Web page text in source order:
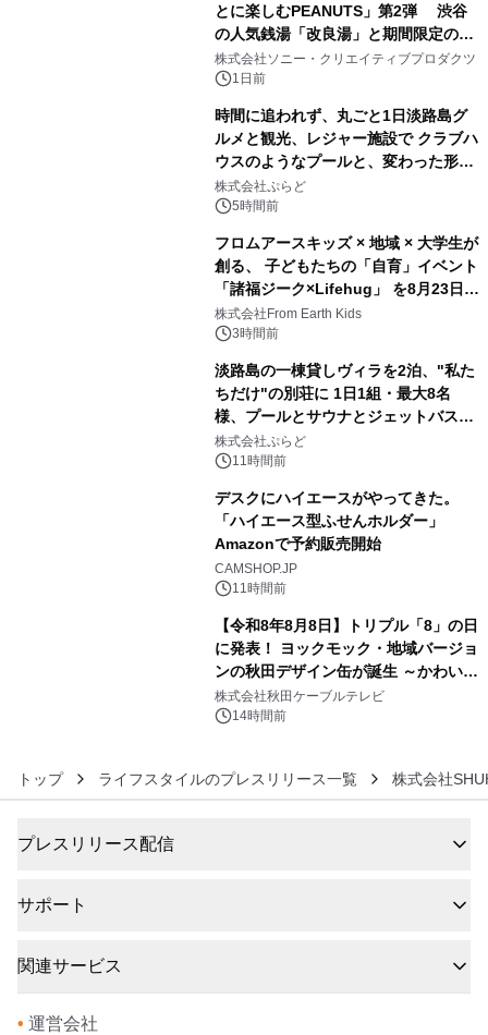
とに楽しむPEANUTS」第2弾 渋谷
の人気銭湯「改良湯」と期間限定のコ
ラボレーション サウナイキタイコラ
ボグッズも発売決定！
株式会社ソニー・クリエイティブプロダクツ
1日前
時間に追われず、丸ごと1日淡路島グ
ルメと観光、レジャー施設で クラブハ
ウスのようなプールと、変わった形の
サウナも 「THE BOXY AWAJI」のお
得な素泊まり連泊プランで
株式会社ぷらど
5時間前
フロムアースキッズ × 地域 × 大学生が
創る、 子どもたちの「自育」イベント
「諸福ジーク×Lifehug」 を8月23日
(日)開催
株式会社From Earth Kids
3時間前
淡路島の一棟貸しヴィラを2泊、"私た
ちだけ"の別荘に 1日1組・最大8名
様、プールとサウナとジェットバス付
きで Villa Mon Temps AWAJIの連泊
素泊りプラン
株式会社ぷらど
11時間前
デスクにハイエースがやってきた。
「ハイエース型ふせんホルダー」
Amazonで予約販売開始
CAMSHOP.JP
11時間前
【令和8年8月8日】トリプル「8」の日
に発表！ ヨックモック・地域バージョ
ンの秋田デザイン缶が誕生 ～かわいい
秋田犬の子犬と秋田の四季と名所を巡
るパッケージ～ 9月1日(火)秋田県内で
株式会社秋田ケーブルテレビ
14時間前
トップ ライフスタイルのプレスリリース一覧 株式会社
プレスリリース配信
サポート
関連サービス
• 運営会社